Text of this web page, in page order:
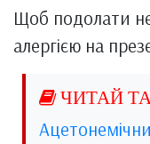
Щоб подолати
алергією на